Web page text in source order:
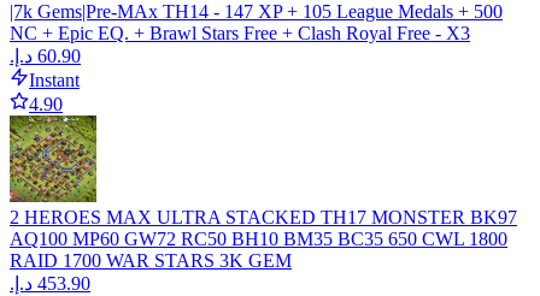
|7k Gems|Pre-MAx TH14 - 147 XP + 105 League Medals + 500
NC + Epic EQ. + Brawl Stars Free + Clash Royal Free - X3
Instant
4.90
2 HEROES MAX ULTRA STACKED TH17 MONSTER BK97
AQ100 MP60 GW72 RC50 BH10 BM35 BC35 650 CWL 1800
RAID 1700 WAR STARS 3K GEM